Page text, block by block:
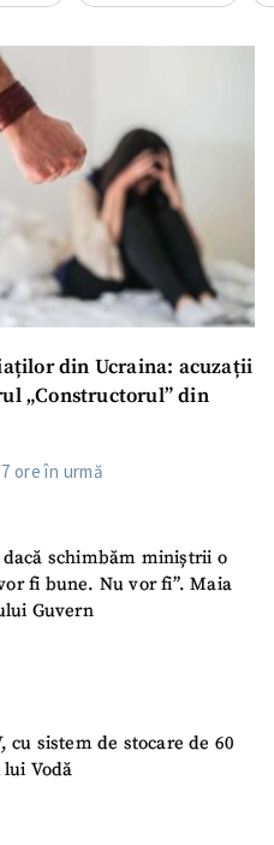
din Ucraina: acuzații
„Constructorul” din
7 ore în urmă
dacă schimbăm miniștrii o
fi bune. Nu vor fi”. Maia
Guvern
cu sistem de stocare de 60
Vodă